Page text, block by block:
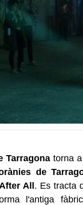
Tarragonatorna a
de
All. Es tracta
l'antiga